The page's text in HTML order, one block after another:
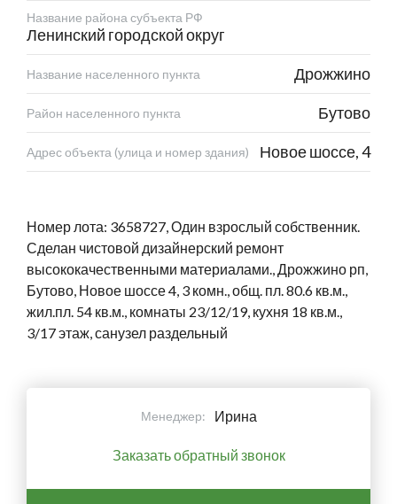
Название района субъекта РФ
Ленинский городской округ
Название населенного пункта Дрожжино
Район населенного пункта Бутово
Адрес объекта (улица и номер здания) Новое шоссе, 4
Номер лота: 3658727, Один взрослый собственник.
Сделан чистовой дизайнерский ремонт
высококачественными материалами., Дрожжино рп,
Бутово, Новое шоссе 4, 3 комн., общ. пл. 80.6 кв.м.,
жил.пл. 54 кв.м., комнаты 23/12/19, кухня 18 кв.м.,
3/17 этаж, санузел раздельный
Менеджер: Ирина
Заказать обратный звонок